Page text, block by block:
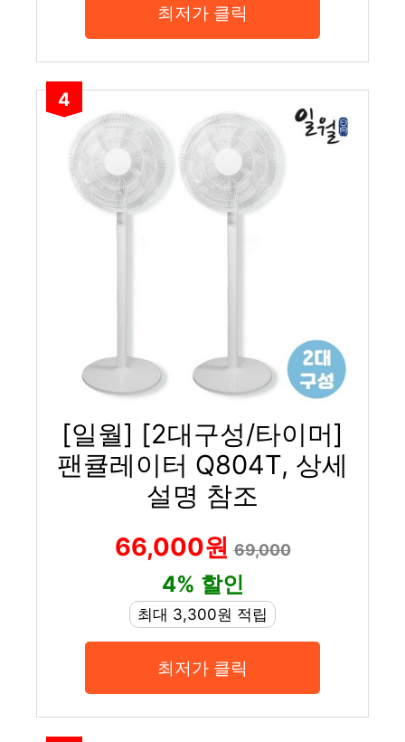
최저가 클릭
4
[일월] [2대구성/타이머]
팬큘레이터 Q804T, 상세
설명 참조
66,000원69,000
4% 할인
최대 3,300원 적립
최저가 클릭